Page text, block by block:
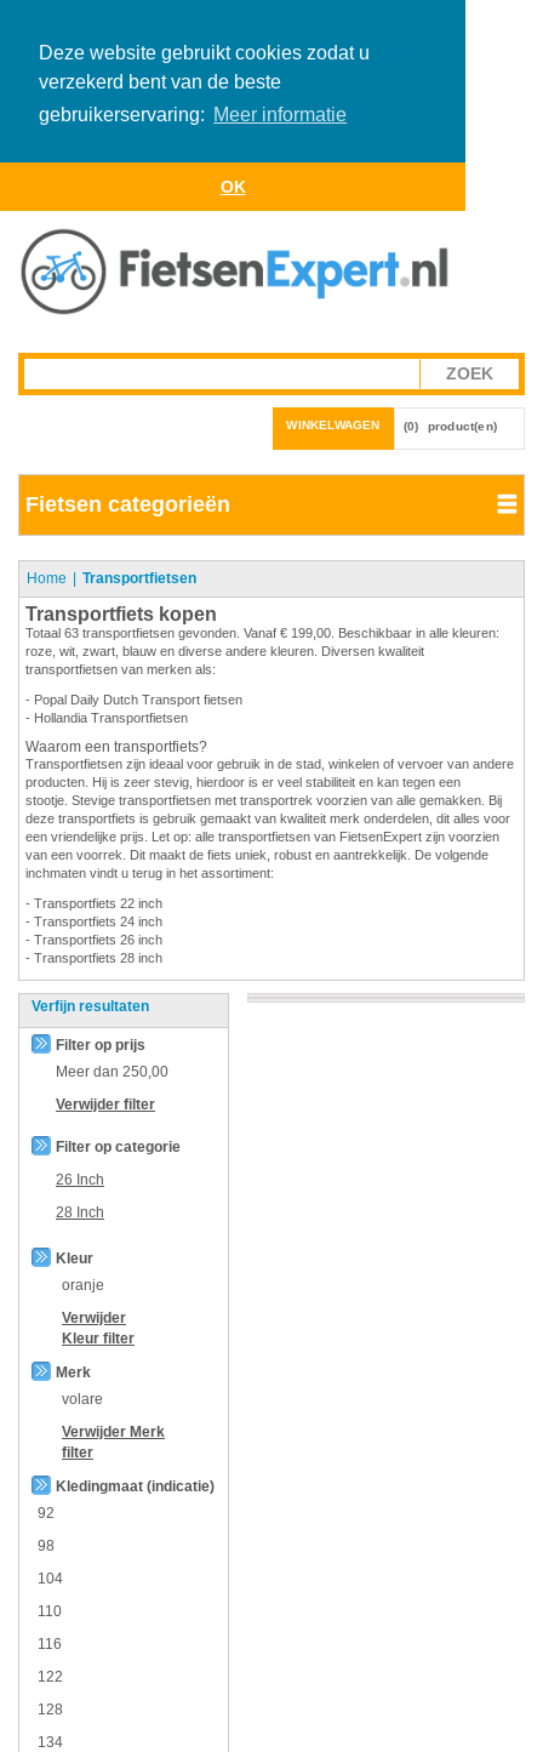
Deze website gebruikt cookies zodat u
verzekerd bent van de beste
gebruikerservaring: Meer informatie
OK
WINKELWAGEN (0) product(en)
Fietsen categorieën
Home Transportfietsen
Transportfiets kopen
Totaal 63 transportfietsen gevonden. Vanaf € 199,00. Beschikbaar in alle kleuren:
roze, wit, zwart, blauw en diverse andere kleuren. Diversen kwaliteit
transportfietsen van merken als:
- Popal Daily Dutch Transport fietsen
- Hollandia Transportfietsen
Waarom een transportfiets?
Transportfietsen zijn ideaal voor gebruik in de stad, winkelen of vervoer van andere
producten. Hij is zeer stevig, hierdoor is er veel stabiliteit en kan tegen een
stootje. Stevige transportfietsen met transportrek voorzien van alle gemakken. Bij
deze transportfiets is gebruik gemaakt van kwaliteit merk onderdelen, dit alles voor
een vriendelijke prijs. Let op: alle transportfietsen van FietsenExpert zijn voorzien
van een voorrek. Dit maakt de fiets uniek, robust en aantrekkelijk. De volgende
inchmaten vindt u terug in het assortiment:
- Transportfiets 22 inch
- Transportfiets 24 inch
- Transportfiets 26 inch
- Transportfiets 28 inch
Verfijn resultaten
Filter op prijs
Meer dan 250,00
Verwijder filter
Filter op categorie
26 Inch
28 Inch
Kleur
oranje
Verwijder
Kleur filter
Merk
volare
Verwijder Merk
filter
Kledingmaat (indicatie)
92
98
104
110
116
122
128
134